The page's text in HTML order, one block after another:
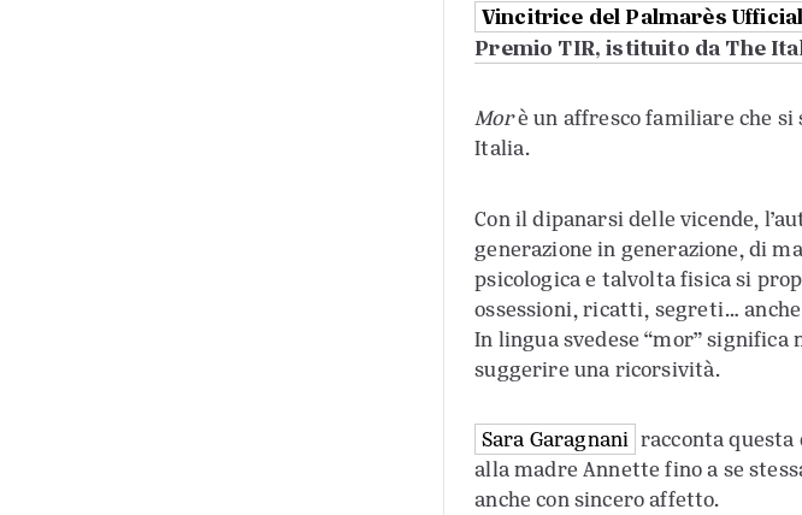
Vincitrice del Palmarès
Premio TIR, istituito da The
Morè un affresco familiare che
Italia.
Con il dipanarsi delle vicende,
generazione in generazione, di
psicologica e talvolta fisica si
ossessioni, ricatti, segreti…
In lingua svedese “mor” significa
suggerire una ricorsività.
Sara Garagnani racconta
alla madre Annette fino a se
anche con sincero affetto.